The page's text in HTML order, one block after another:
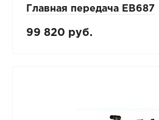
Главная передача ЕВ687
99 820 руб.